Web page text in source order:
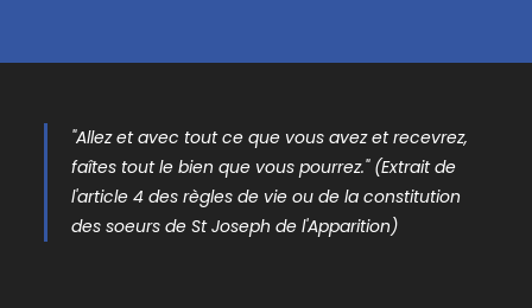
"Allez et avec tout ce que vous avez et recevrez,
faîtes tout le bien que vous pourrez." (Extrait de
l'article 4 des règles de vie ou de la constitution
des soeurs de St Joseph de l'Apparition)